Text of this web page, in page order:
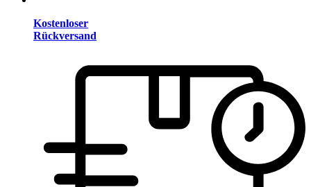
Kostenloser
Rückversand